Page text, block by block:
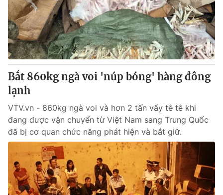
Bắt 860kg ngà voi 'núp bóng' hàng đông
lạnh
VTV.vn - 860kg ngà voi và hơn 2 tấn vẩy tê tê khi
đang được vận chuyển từ Việt Nam sang Trung Quốc
đã bị cơ quan chức năng phát hiện và bắt giữ.